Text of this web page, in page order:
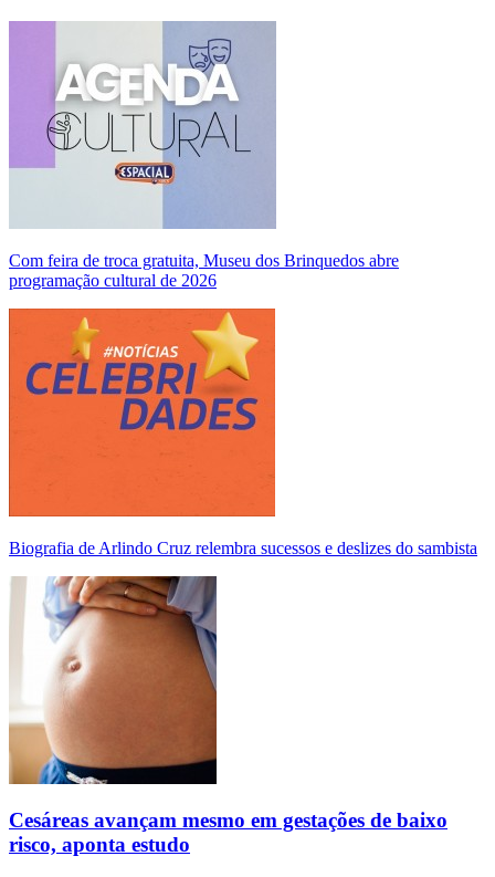
Com feira de troca gratuita, Museu dos Brinquedos abre
programação cultural de 2026
Biografia de Arlindo Cruz relembra sucessos e deslizes do sambista
Cesáreas avançam mesmo em gestações de baixo
risco, aponta estudo